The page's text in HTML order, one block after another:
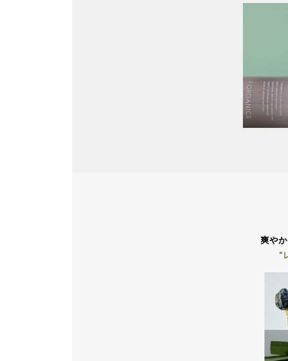
爽や
“